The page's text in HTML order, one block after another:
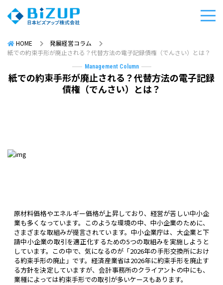
HOME
発展経営コラム
紙での約束手形が廃止される？代替方法の電子記録債権（でんさい）とは？
Management Column
紙での約束手形が廃止される？代替方法の電子記録
債権（でんさい）とは？
原材料価格やエネルギー価格が上昇しており、経営が苦しい中小企
業も多くなっています。このような環境の中、中小企業のために、
さまざまな取組みが提言されています。中小企業庁は、大企業と下
請中小企業の取引を適正化するための5つの取組みを実施しようと
しています。この中で、気になるのが「2026年の手形交換所におけ
る約束手形の廃止」です。経済産業省は2026年に約束手形を廃止す
る方針を決定していますが、会計事務所のクライアントの中にも、
業種によっては約束手形での取引が多いケースもあります。